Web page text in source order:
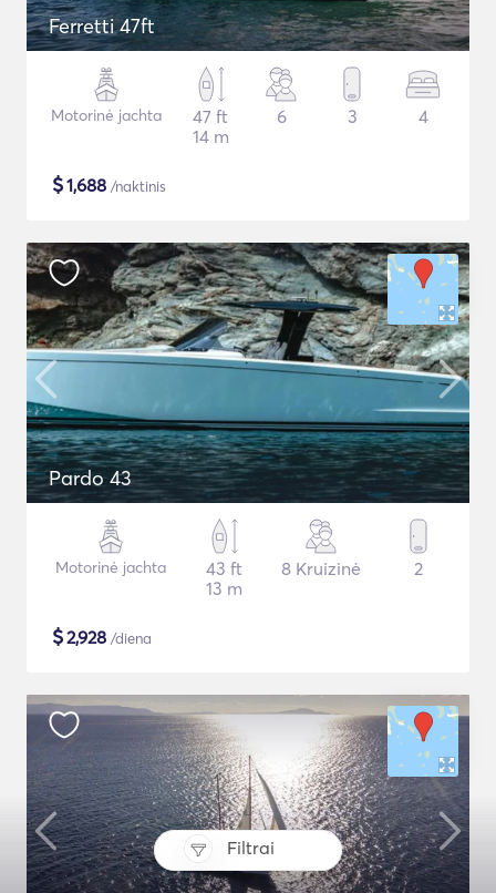
Filtrai
Ferretti 47ft
Motorinė jachta
47 ft
14 m
6 3 4
$1,688 /naktinis
Pardo 43
Motorinė jachta
43 ft
13 m
8 Kruizinė 2
$2,928 /diena